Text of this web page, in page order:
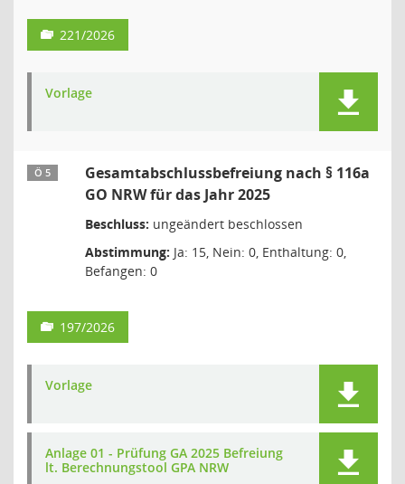
221/2026
Vorlage
Ö 5
Gesamtabschlussbefreiung nach § 116a
GO NRW für das Jahr 2025
Beschluss: ungeändert beschlossen
Abstimmung: Ja: 15, Nein: 0, Enthaltung: 0,
Befangen: 0
197/2026
Vorlage
Anlage 01 - Prüfung GA 2025 Befreiung
lt. Berechnungstool GPA NRW